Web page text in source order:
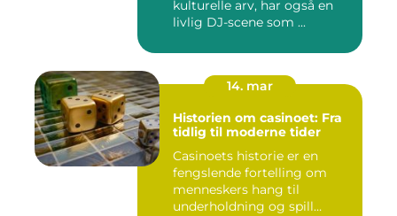
kulturelle arv, har også en
livlig DJ-scene som ...
14. mar
Historien om casinoet: Fra
tidlig til moderne tider
Casinoets historie er en
fengslende fortelling om
menneskers hang til
underholdning og spill